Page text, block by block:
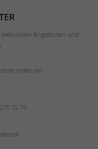
exklusiven Angeboten und
unten ein.
25 79